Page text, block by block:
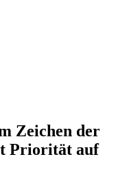
Zeichen der
Priorität auf